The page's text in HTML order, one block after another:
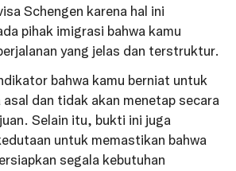
Schengen karena hal ini
pihak imigrasi bahwa kamu
yang jelas dan terstruktur.
bahwa kamu berniat untuk
asal dan tidak akan menetap secara
Selain itu, bukti ini juga
untuk memastikan bahwa
segala kebutuhan